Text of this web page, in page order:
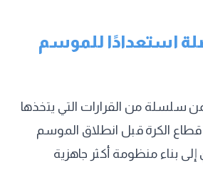
استعدادًا للموسم
سلسلة من القرارات التي يتخذها
قطاع الكرة قبل انطلاق الموسم
إلى بناء منظومة أكثر جاهزية